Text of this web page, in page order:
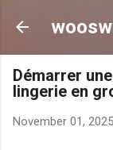
Démarrer
lingerie en
November 01, 2025